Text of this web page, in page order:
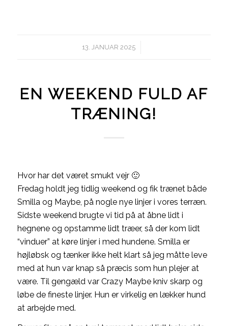
13. JANUAR 2025
/
EN WEEKEND FULD AF
TRÆNING!
Hvor har det været smukt vejr 🙂
Fredag holdt jeg tidlig weekend og fik trænet både
Smilla og Maybe, på nogle nye linjer i vores terræn.
Sidste weekend brugte vi tid på at åbne lidt i
hegnene og opstamme lidt træer, så der kom lidt
“vinduer” at køre linjer i med hundene. Smilla er
højløbsk og tænker ikke helt klart så jeg måtte leve
med at hun var knap så præcis som hun plejer at
være. Til gengæld var Crazy Maybe kniv skarp og
løbe de fineste linjer. Hun er virkelig en lækker hund
at arbejde med.